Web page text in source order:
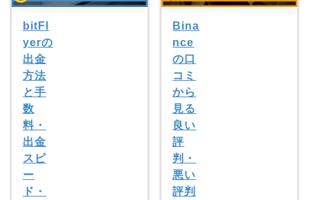
bitFl
yerの
出金
方法
と手
数
料・
出金
スピ
ー
ド・
Bina
nce
の口
コミ
から
見る
良い
評
判・
悪い
評判